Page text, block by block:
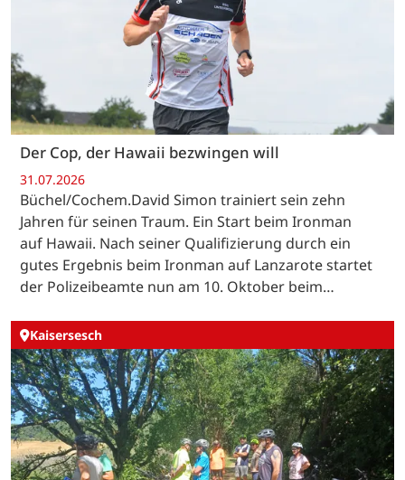
Der Cop, der Hawaii bezwingen will
31.07.2026
Büchel/Cochem.David Simon trainiert sein zehn
Jahren für seinen Traum. Ein Start beim Ironman
auf Hawaii. Nach seiner Qualifizierung durch ein
gutes Ergebnis beim Ironman auf Lanzarote startet
der Polizeibeamte nun am 10. Oktober beim…
Kaisersesch